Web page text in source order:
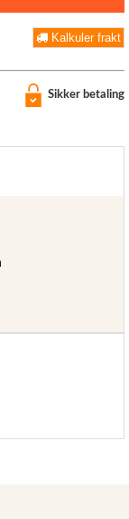
Kalkuler frakt
Sikker betaling